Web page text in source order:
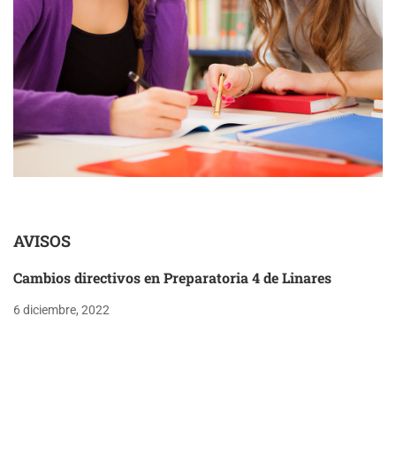
AVISOS
Cambios directivos en Preparatoria 4 de Linares
6 diciembre, 2022